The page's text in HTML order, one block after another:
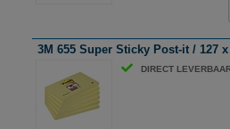
3M 655 Super Sticky Post-it / 127
DIRECT